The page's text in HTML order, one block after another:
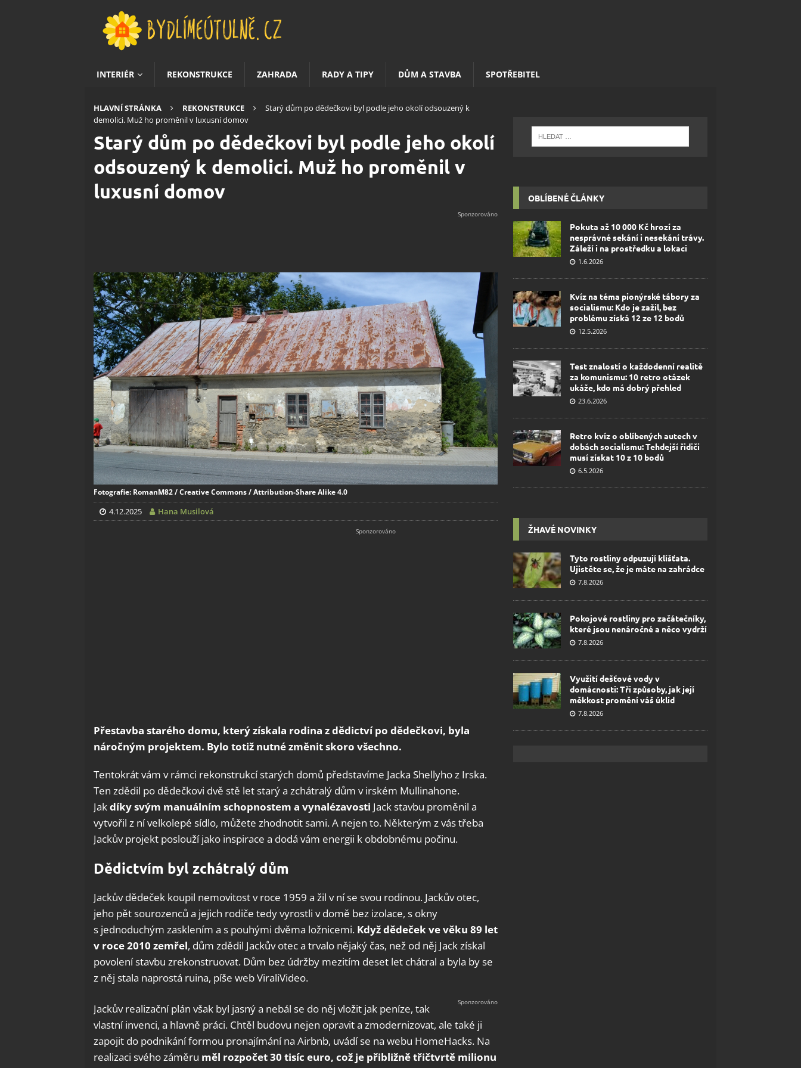
INTERIÉR REKONSTRUKCE ZAHRADA RADY A TIPY DŮM A STAVBA SPOTŘEBITEL
HLAVNÍ STRÁNKA REKONSTRUKCE
Starý dům po dědečkovi byl podle jeho okolí odsouzený k
demolici. Muž ho proměnil v luxusní domov
Starý dům po dědečkovi byl podle jeho okolí
odsouzený k demolici. Muž ho proměnil v
luxusní domov
Fotografie: RomanM82 / Creative Commons / Attribution-Share Alike 4.0
4.12.2025 Hana Musilová
Přestavba starého domu, který získala rodina z dědictví po dědečkovi, byla
náročným projektem. Bylo totiž nutné změnit skoro všechno.
Tentokrát vám v rámci rekonstrukcí starých domů představíme Jacka Shellyho z Irska.
Ten zdědil po dědečkovi dvě stě let starý a zchátralý dům v irském Mullinahone.
Jakdíky svým manuálním schopnostem a vynalézavosti Jack stavbu proměnil a
vytvořil z ní velkolepé sídlo, můžete zhodnotit sami. A nejen to. Některým z vás třeba
Jackův projekt poslouží jako inspirace a dodá vám energii k obdobnému počinu.
Dědictvím byl zchátralý dům
Jackův dědeček koupil nemovitost v roce 1959 a žil v ní se svou rodinou. Jackův otec,
jeho pět sourozenců a jejich rodiče tedy vyrostli v domě bez izolace, s okny
s jednoduchým zasklením a s pouhými dvěma ložnicemi. Když dědeček ve věku 89 let
v roce 2010 zemřel, dům zdědil Jackův otec a trvalo nějaký čas, než od něj Jack získal
povolení stavbu zrekonstruovat. Dům bez údržby mezitím deset let chátral a byla by se
z něj stala naprostá ruina, píše web ViraliVideo.
Jackův realizační plán však byl jasný a nebál se do něj vložit jak peníze, tak
vlastní invenci, a hlavně práci. Chtěl budovu nejen opravit a zmodernizovat, ale také ji
zapojit do podnikání formou pronajímání na Airbnb, uvádí se na webu HomeHacks. Na
realizaci svého záměru měl rozpočet 30 tisíc euro, což je přibližně třičtvrtě milionu
OBLÍBENÉ ČLÁNKY
Pokuta až 10 000 Kč hrozí za
nesprávné sekání i nesekání trávy.
Záleží i na prostředku a lokaci
1.6.2026
Kvíz na téma pionýrské tábory za
socialismu: Kdo je zažil, bez
problému získá 12 ze 12 bodů
12.5.2026
Test znalostí o každodenní realitě
za komunismu: 10 retro otázek
ukáže, kdo má dobrý přehled
23.6.2026
Retro kvíz o oblíbených autech v
dobách socialismu: Tehdejší řidiči
musí získat 10 z 10 bodů
6.5.2026
ŽHAVÉ NOVINKY
Tyto rostliny odpuzují klíšťata.
Ujistěte se, že je máte na zahrádce
7.8.2026
Pokojové rostliny pro začátečníky,
které jsou nenáročné a něco vydrží
7.8.2026
Využití dešťové vody v
domácnosti: Tři způsoby, jak její
měkkost promění váš úklid
7.8.2026